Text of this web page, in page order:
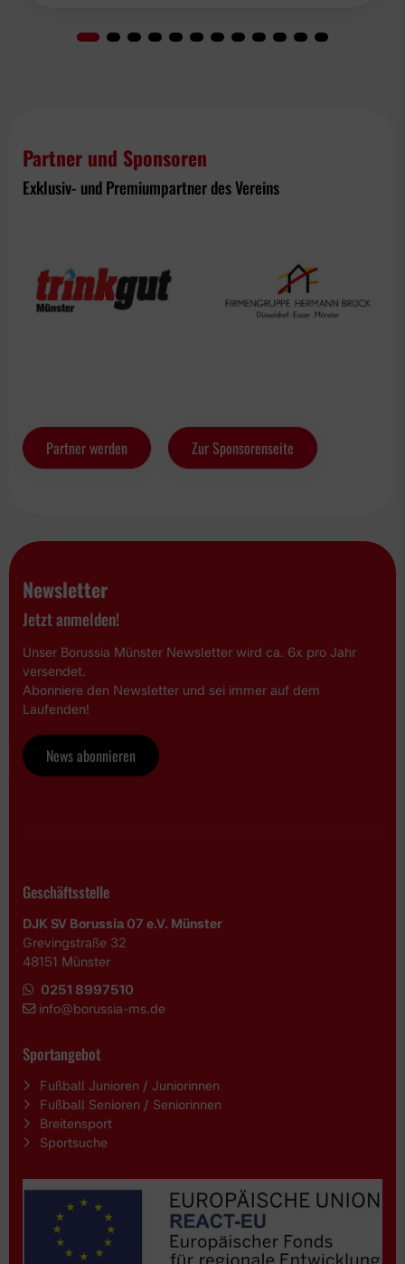
Partner und Sponsoren
Exklusiv- und Premiumpartner des Vereins
Partner werden Zur Sponsorenseite
Newsletter
Jetzt anmelden!
Unser Borussia Münster Newsletter wird ca. 6x pro Jahr
versendet.
Abonniere den Newsletter und sei immer auf dem
Laufenden!
News abonnieren
Geschäftsstelle
DJK SV Borussia 07 e.V. Münster
Grevingstraße 32
48151 Münster
0251 8997510
info@borussia-ms.de
Sportangebot
Fußball Junioren / Juniorinnen
Fußball Senioren / Seniorinnen
Breitensport
Sportsuche